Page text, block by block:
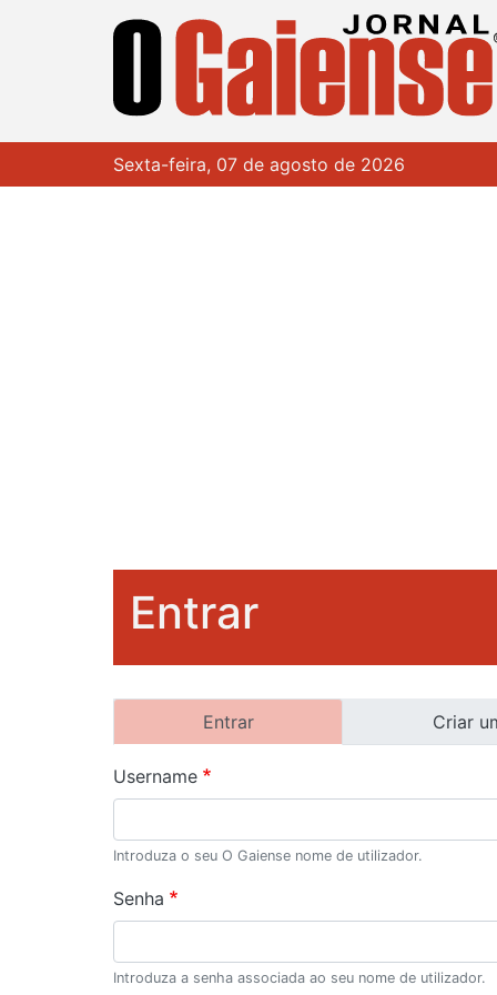
Sexta-feira, 07 de agosto de 2026
Entrar
Separadores
primários
Entrar Criar
Username
Introduza o seu O Gaiense nome de utilizador.
Senha
Introduza a senha associada ao seu nome de utilizador.